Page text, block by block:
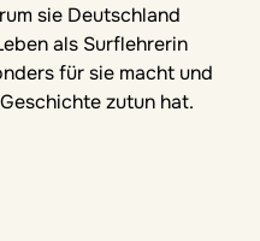
sie Deutschland
als Surflehrerin
für sie macht und
zutun hat.